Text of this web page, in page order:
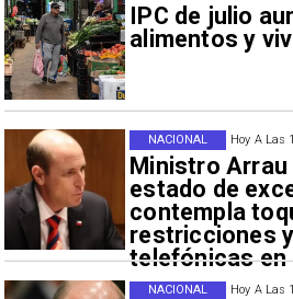
IPC de julio
alimentos y
Hoy A Las
Ministro
estado de
contempla
restricciones
telefónicas
NACIONAL
Hoy A Las
NACIONAL